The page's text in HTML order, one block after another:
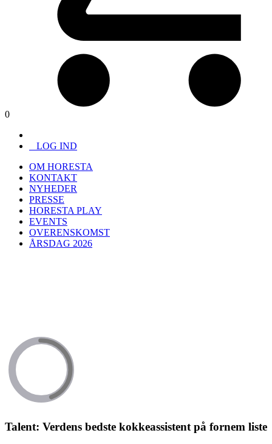
0
LOG IND
OM HORESTA
KONTAKT
NYHEDER
PRESSE
HORESTA PLAY
EVENTS
OVERENSKOMST
ÅRSDAG 2026
Talent: Verdens bedste kokkeassistent på fornem liste